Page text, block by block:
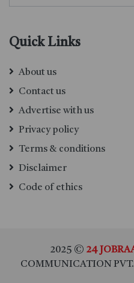
Quick Links
About us
Contact us
Advertise with us
Privacy policy
Terms & conditions
Disclaimer
Code of ethics
2025 © 24
COMMUNICATION